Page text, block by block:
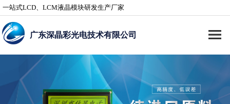
一站式LCD、LCM液晶模块研发生产厂家
广东深晶彩光电技术有限公司